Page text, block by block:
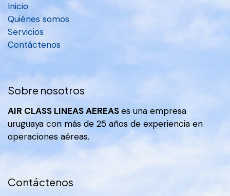
Inicio
Quiénes somos
Servicios
Contáctenos
Sobre nosotros
AIR CLASS LINEAS AEREASes una empresa
uruguaya con más de 25 años de experiencia en
operaciones aéreas.
Contáctenos